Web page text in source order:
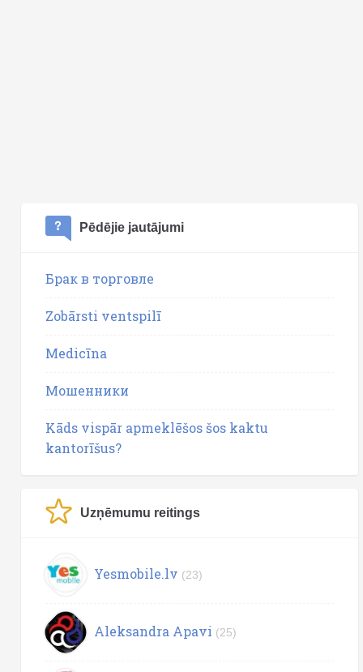
Pēdējie jautājumi
Брак в торговле
Zobārsti ventspilī
Medicīna
Мошенники
Kāds vispār apmeklēšos šos kaktu
kantorīšus?
Uzņēmumu reitings
Yesmobile.lv (23)
Aleksandra Apavi (25)